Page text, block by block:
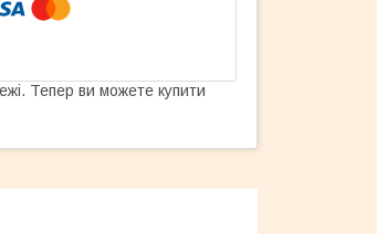
Тепер ви можете купити